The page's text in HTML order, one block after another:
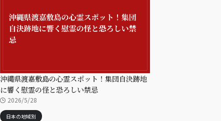
沖縄県渡嘉敷島の心霊スポット！集団自決跡地
に響く慰霊の怪と恐ろしい禁忌
2026/5/28
日本の地域別